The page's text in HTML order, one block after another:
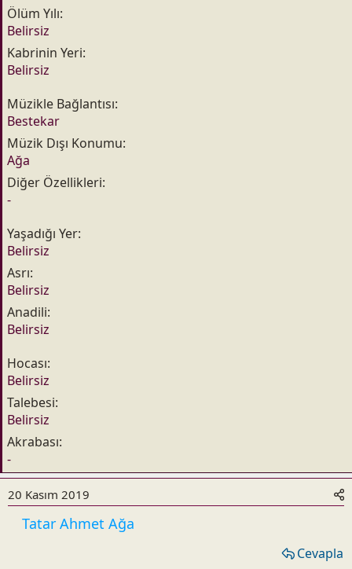
Ölüm Yılı
Belirsiz
Kabrinin Yeri
Belirsiz
Müzikle Bağlantısı
Bestekar
Müzik Dışı Konumu
Ağa
Diğer Özellikleri
-
Yaşadığı Yer
Belirsiz
Asrı
Belirsiz
Anadili
Belirsiz
Hocası
Belirsiz
Talebesi
Belirsiz
Akrabası
-
20 Kasım 2019
Tatar Ahmet Ağa
Cevapla